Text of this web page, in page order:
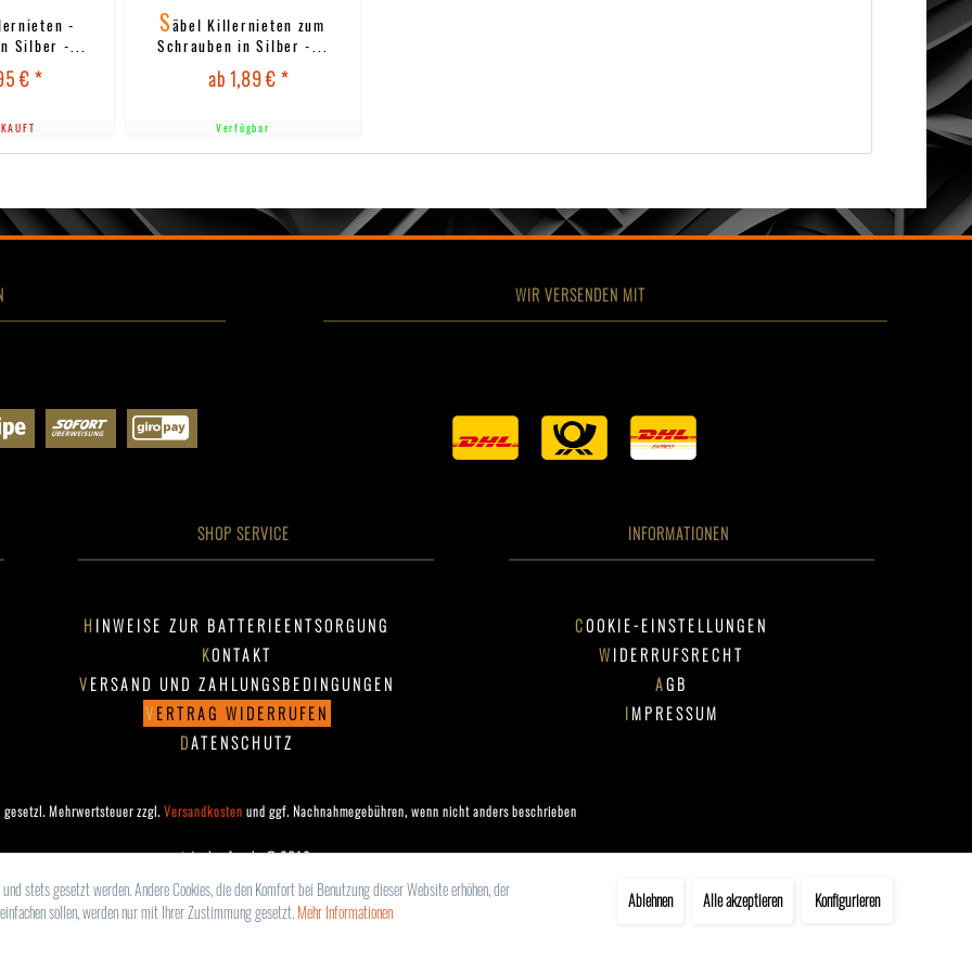
-
Silber -...
€ *
Säbel Killernieten zum
Schrauben in Silber -...
ab 1,89 € *
Verfügbar
WIR VERSENDEN MIT
SHOP SERVICE
HINWEISE ZUR BATTERIEENTSORGUNG
KONTAKT
VERSAND UND ZAHLUNGSBEDINGUNGEN
VERTRAG WIDERRUFEN
DATENSCHUTZ
INFORMATIONEN
COOKIE-EINSTELLUNGEN
WIDERRUFSRECHT
AGB
IMPRESSUM
Mehrwertsteuer zzgl. Versandkosten und ggf. Nachnahmegebühren, wenn nicht anders beschrieben
nietenkaufen.de @ 2019
stets gesetzt werden. Andere Cookies, die den Komfort bei Benutzung dieser Website erhöhen, der
sollen, werden nur mit Ihrer Zustimmung gesetzt.Mehr Informationen
Ablehnen Alle akzeptieren Konfigurieren